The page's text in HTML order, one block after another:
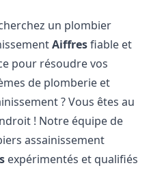
un plombier
Aiffresfiable et
pour résoudre vos
de plomberie et
? Vous êtes au
! Notre équipe de
assainissement
expérimentés et qualifiés